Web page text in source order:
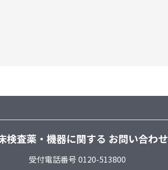
検査薬・機器に関する お問い合わせ
受付電話番号 0120-513800